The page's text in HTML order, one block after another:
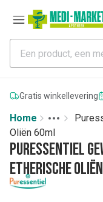
Gratis winkellevering
Home
More
Toggle menu
Oliën 60ml
Puressentiel
Etherische